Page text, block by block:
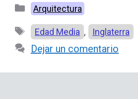
Categorías
Arquitectura
Etiquetas
Edad Media , Inglaterra
Dejar un comentario